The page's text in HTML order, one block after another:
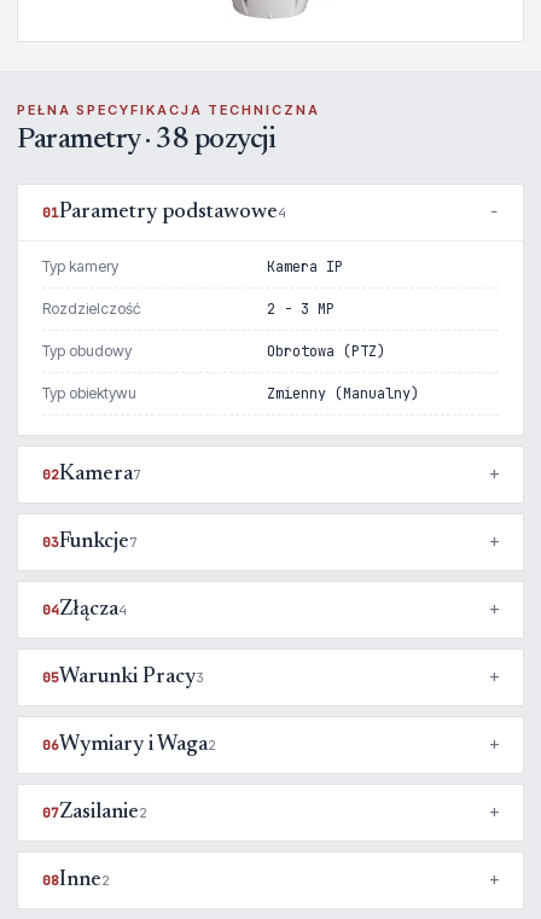
PEŁNA SPECYFIKACJA TECHNICZNA
Parametry · 38 pozycji
01Parametry podstawowe4
Typ kamery Kamera IP
Rozdzielczość 2 - 3 MP
Typ obudowy Obrotowa (PTZ)
Typ obiektywu Zmienny (Manualny)
02Kamera7
03Funkcje7
04Złącza4
05Warunki Pracy3
06Wymiary i Waga2
07Zasilanie2
08Inne2